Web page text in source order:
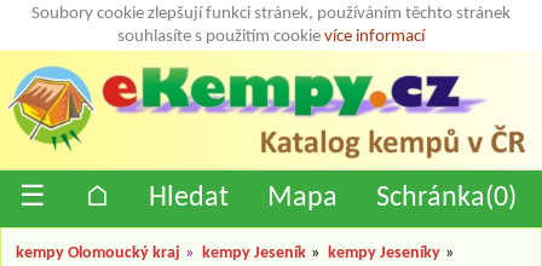
Soubory cookie zlepšují funkci stránek, používáním těchto stránek
souhlasíte s použitím cookie více informací
☰ ⌂ Hledat Mapa Schránka(0)
kempy Olomoucký kraj » kempy Jeseník » kempy Jeseníky »